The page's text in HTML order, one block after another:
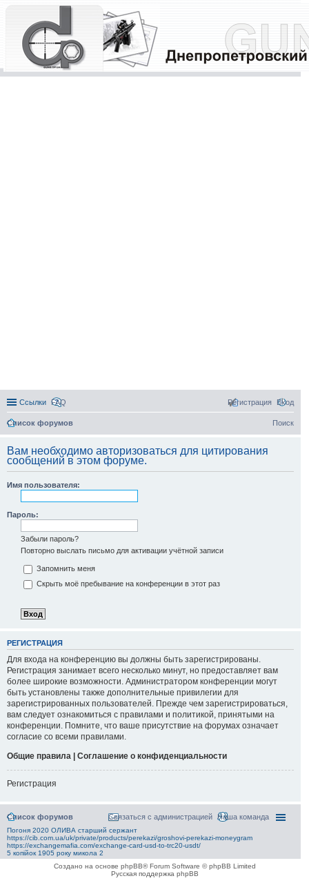
Ссылки FAQ Вход
Регистрация
Список форумов Поиск
Вам необходимо авторизоваться для цитирования
сообщений в этом форуме.
Имя пользователя:
Пароль:
Забыли пароль?
Повторно выслать письмо для активации учётной записи
Запомнить меня
Скрыть моё пребывание на конференции в этот раз
РЕГИСТРАЦИЯ
Для входа на конференцию вы должны быть зарегистрированы.
Регистрация занимает всего несколько минут, но предоставляет вам
более широкие возможности. Администратором конференции могут
быть установлены также дополнительные привилегии для
зарегистрированных пользователей. Прежде чем зарегистрироваться,
вам следует ознакомиться с правилами и политикой, принятыми на
конференции. Помните, что ваше присутствие на форумах означает
согласие со всеми правилами.
Общие правила | Соглашение о конфиденциальности
Регистрация
Список форумов Наша команда
Связаться с администрацией
Погоня 2020 ОЛИВА старший сержант
https://cib.com.ua/uk/private/products/perekazi/groshovi-perekazi-moneygram
https://exchangemafia.com/exchange-card-usd-to-trc20-usdt/
5 копійок 1905 року микола 2
Создано на основе phpBB® Forum Software © phpBB Limited
Русская поддержка phpBB